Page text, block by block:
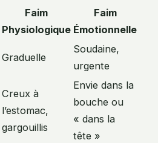
Faim
Physiologique
Faim
Émotionnelle
Graduelle
Soudaine,
urgente
Creux à
l’estomac,
gargouillis
Envie dans la
bouche ou
« dans la
tête »